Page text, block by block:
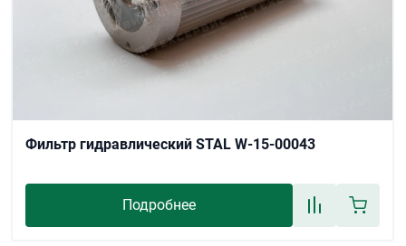
Фильтр гидравлический STAL W-15-00043
Подробнее